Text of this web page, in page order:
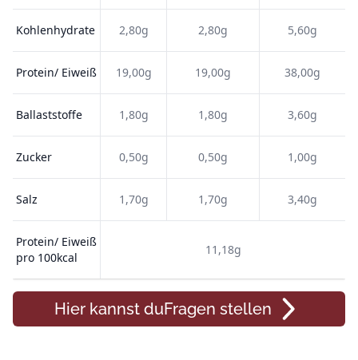
Kohlenhydrate 2,80g 2,80g 5,60g
Protein/ Eiweiß 19,00g 19,00g 38,00g
Ballaststoffe 1,80g 1,80g 3,60g
Zucker 0,50g 0,50g 1,00g
Salz 1,70g 1,70g 3,40g
Protein/ Eiweiß
pro 100kcal
11,18g
Hier kannst duFragen stellen